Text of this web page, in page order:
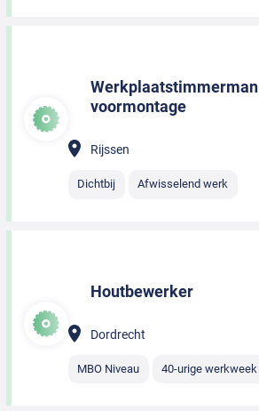
Werkplaatstimmerman
voormontage
Rijssen
Dichtbij Afwisselend werk
Houtbewerker
Dordrecht
MBO Niveau 40-urige werkweek